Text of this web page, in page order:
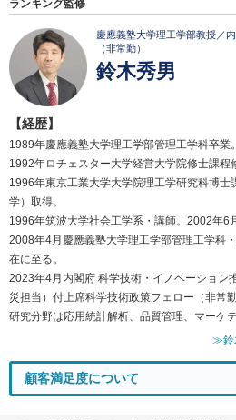
ランキング監修
慶應義塾大学理工学部教授／
（非常勤）
鈴木秀男
【経歴】
1989年慶應義塾大学理工学部管理工学科卒業。
1992年ロチェスター大学経営大学院修士課程
1996年東京工業大学大学院理工学研究科博士
学）取得。
1996年筑波大学社会工学系・講師。2002年6
2008年4月慶應義塾大学理工学部管理工学科
在に至る。
2023年4月内閣府 科学技術・イノベーション
災担当）付上席科学技術政策フェロー（非常勤
研究分野は応用統計解析、品質管理、マーケテ
≫鈴
顧客満足度について